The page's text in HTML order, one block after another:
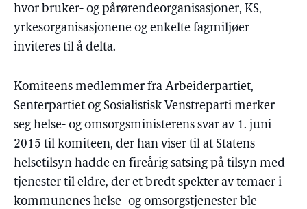
hvor bruker- og pårørendeorganisasjoner, KS,
yrkesorganisasjonene og enkelte fagmiljøer
inviteres til å delta.
Komiteens medlemmer fra Arbeiderpartiet,
Senterpartiet og Sosialistisk Venstreparti merker
seg helse- og omsorgsministerens svar av 1. juni
2015 til komiteen, der han viser til at Statens
helsetilsyn hadde en fireårig satsing på tilsyn med
tjenester til eldre, der et bredt spekter av temaer i
kommunenes helse- og omsorgstjenester ble